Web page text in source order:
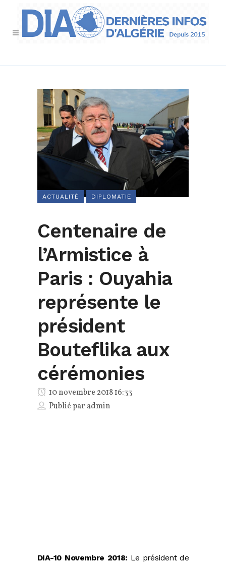
ACTUALITÉ DIPLOMATIE
Centenaire de
l’Armistice à
Paris : Ouyahia
représente le
président
Bouteflika aux
cérémonies
10 novembre 2018 16:33
Publié paradmin
DIA-10 Novembre 2018: Le président de